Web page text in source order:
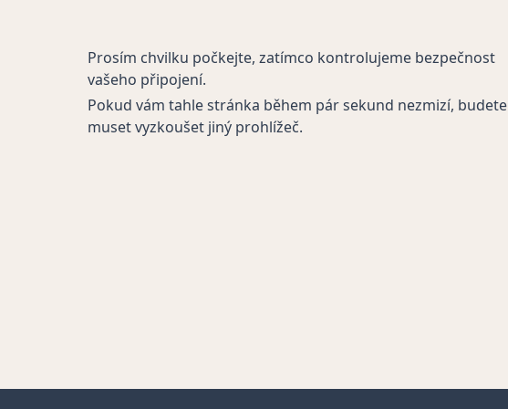
Prosím chvilku počkejte, zatímco kontrolujeme bezpečnost
vašeho připojení.
Pokud vám tahle stránka během pár sekund nezmizí, budete
muset vyzkoušet jiný prohlížeč.